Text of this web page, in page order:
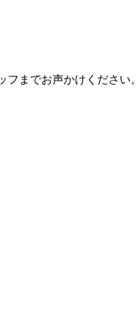
までお声かけください。